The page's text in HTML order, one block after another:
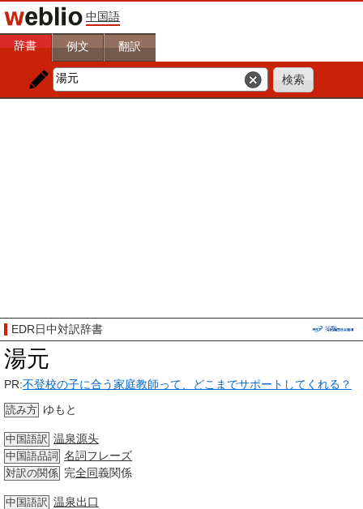
中国語
辞書 例文 翻訳
EDR日中対訳辞書
湯元
PR:不登校の子に合う家庭教師って、どこまでサポートしてくれる？
読み方 ゆもと
中国語訳 温泉源头
中国語品詞 名詞フレーズ
対訳の関係 完全同義関係
中国語訳 温泉出口